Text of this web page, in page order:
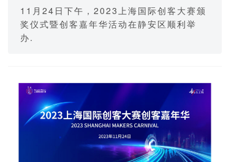
11月24日下午，2023上海国际创客大赛颁
奖仪式暨创客嘉年华活动在静安区顺利举
办.